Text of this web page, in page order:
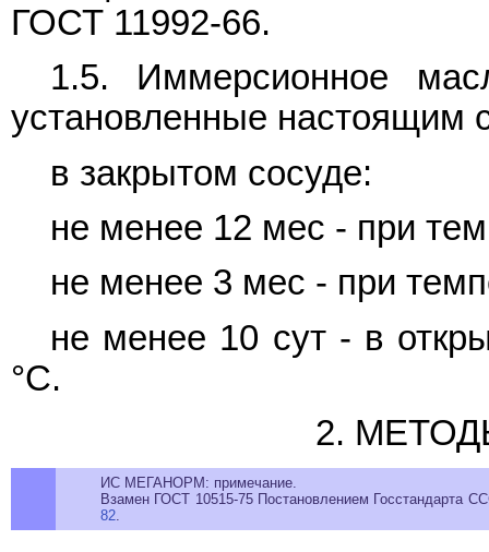
ГОСТ 11992-66.
1.5. Иммерсионное
установленные настоящим
в закрытом сосуде:
не менее 12 мес - при
не менее 3 мес - при
не менее 10 сут - в
°C.
2.
ИС МЕГАНОРМ: примечание.
Взамен ГОСТ 10515-75 Постановлением Госстандарта
82.